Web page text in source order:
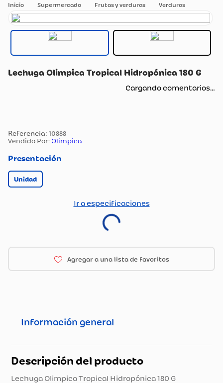
Supermercado Frutas y verduras Verduras
Lechuga Olimpica Tropical Hidropónica 180 G
Cargando comentarios…
: 10888
Vendido Por: Olimpica
Presentación
Unidad
Ir a especificaciones
Información general
Descripción del producto
Lechuga Olimpica Tropical Hidropónica 180 G